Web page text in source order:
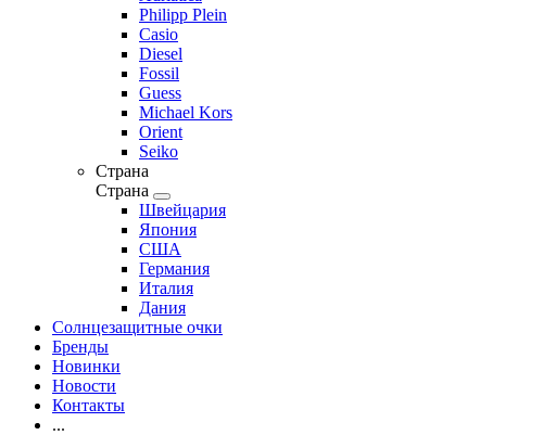
Philipp Plein
Casio
Diesel
Fossil
Guess
Michael Kors
Orient
Seiko
Страна
Страна
Швейцария
Япония
США
Германия
Италия
Дания
Солнцезащитные очки
Бренды
Новинки
Новости
Контакты
...